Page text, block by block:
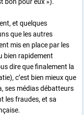
et quelques
que les autres
mis en place par les
bien rapidement
dire que finalement la
c’est bien mieux que
ses médias débatteurs
les fraudes, et sa